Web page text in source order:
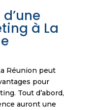
à La
Réunion peut
pour
Tout d’abord,
auront une